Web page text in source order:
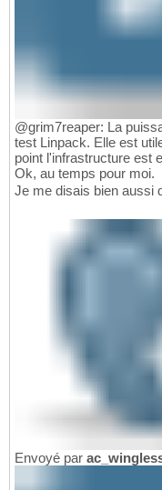
@grim7reaper: La
test Linpack. Elle est
point l'infrastructure est
Ok, au temps pour moi.
Je me disais bien aussi
Envoyé par